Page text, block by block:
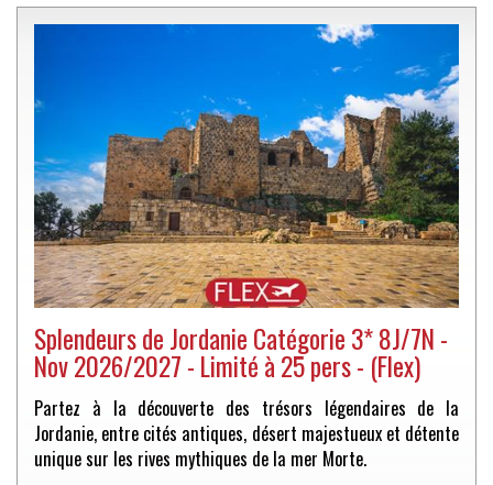
Splendeurs de Jordanie Catégorie 3* 8J/7N -
Nov 2026/2027 - Limité à 25 pers - (Flex)
Partez à la découverte des trésors légendaires de la
Jordanie, entre cités antiques, désert majestueux et détente
unique sur les rives mythiques de la mer Morte.